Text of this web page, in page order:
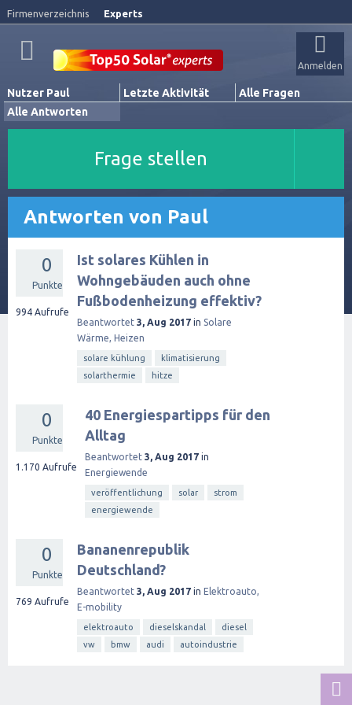
Firmenverzeichnis Experts
Anmelden
Nutzer Paul Letzte Aktivität
Alle Fragen
Alle Antworten
Frage stellen
Antworten von Paul
0
Punkte
994 Aufrufe
Ist solares Kühlen in
Wohngebäuden auch ohne
Fußbodenheizung effektiv?
Beantwortet 3, Aug 2017 in Solare
Wärme, Heizen
solare kühlung
klimatisierung
solarthermie
hitze
0
Punkte
1.170 Aufrufe
40 Energiespartipps für den
Alltag
Beantwortet 3, Aug 2017 in
Energiewende
veröffentlichung solar
strom
energiewende
0
Punkte
769 Aufrufe
Bananenrepublik
Deutschland?
Beantwortet 3, Aug 2017 in Elektroauto,
E-mobility
elektroauto dieselskandal
diesel
vw
bmw audi autoindustrie